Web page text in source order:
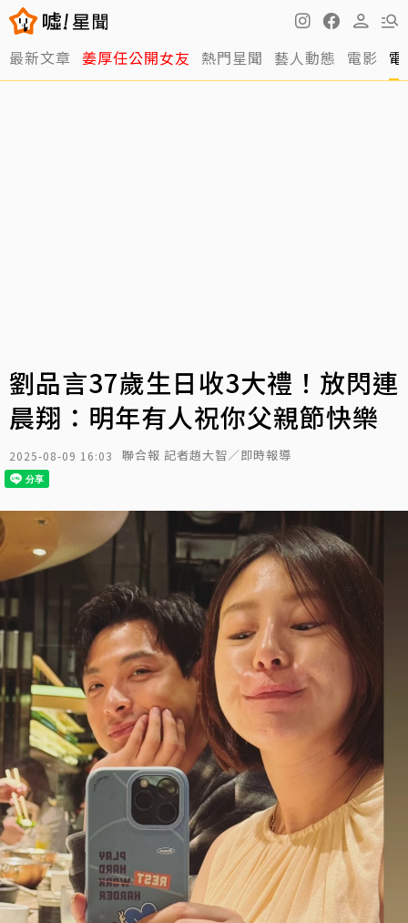
最新文章 姜厚任公開女友 熱門星聞 藝人動態 電影
劉品言37歲生日收3大禮！放閃連
晨翔：明年有人祝你父親節快樂
2025-08-09 16:03 聯合報 記者趙大智／即時報導